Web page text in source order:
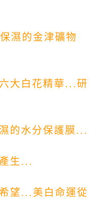
濕的金津礦物
大白花精華...研
的水分保護膜...
生...
望...美白命運從